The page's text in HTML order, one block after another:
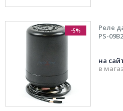
-5%
Реле
PS-
в
на